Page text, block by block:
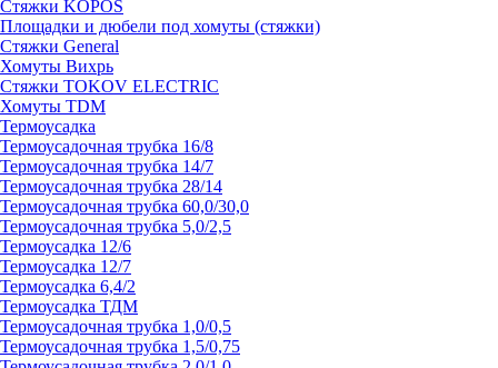
Стяжки KOPOS
Площадки и дюбели под хомуты (стяжки)
Стяжки General
Хомуты Вихрь
Стяжки TOKOV ELECTRIC
Хомуты TDM
Термоусадка
Термоусадочная трубка 16/8
Термоусадочная трубка 14/7
Термоусадочная трубка 28/14
Термоусадочная трубка 60,0/30,0
Термоусадочная трубка 5,0/2,5
Термоусадка 12/6
Термоусадка 12/7
Термоусадка 6,4/2
Термоусадка ТДМ
Термоусадочная трубка 1,0/0,5
Термоусадочная трубка 1,5/0,75